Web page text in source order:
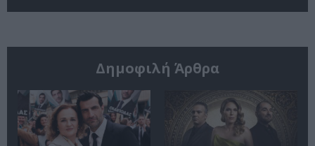
Δημοφιλή Άρθρα